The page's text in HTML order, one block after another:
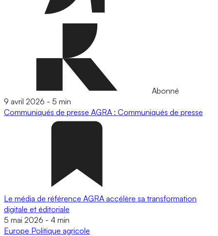
Abonné
9 avril 2026 - 5 min
Communiqués de presse AGRA : Communiqués de presse
Le média de référence AGRA accélère sa transformation
digitale et éditoriale
5 mai 2026 - 4 min
Europe Politique agricole